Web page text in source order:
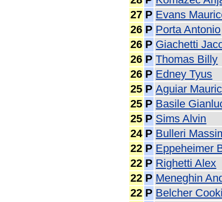
27 P Evans
26 P Porta Antonio
26 P Giachetti
26 P Thomas Billy
26 P Edney Tyus
25 P Aguiar
25 P Basile
25 P Sims Alvin
24 P Bulleri
22 P Eppeheimer
22 P Righetti Alex
22 P Meneghin
22 P Belcher